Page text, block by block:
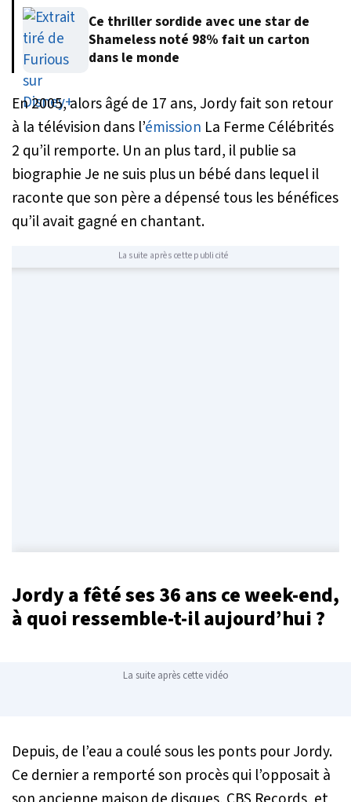
Ce thriller sordide avec une star de
Shameless noté 98% fait un carton
dans le monde
En 2005, alors âgé de 17 ans, Jordy fait son retour
à la télévision dans l’émission La Ferme Célébrités
2 qu’il remporte. Un an plus tard, il publie sa
biographie Je ne suis plus un bébé dans lequel il
raconte que son père a dépensé tous les bénéfices
qu’il avait gagné en chantant.
La suite après cette publicité
Jordy a fêté ses 36 ans ce week-end,
à quoi ressemble-t-il aujourd’hui ?
La suite après cette vidéo
Depuis, de l’eau a coulé sous les ponts pour Jordy.
Ce dernier a remporté son procès qui l’opposait à